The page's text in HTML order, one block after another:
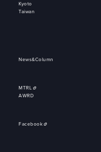
Kyoto
Taiwan
News&Column
MTRL
AWRD
Facebook